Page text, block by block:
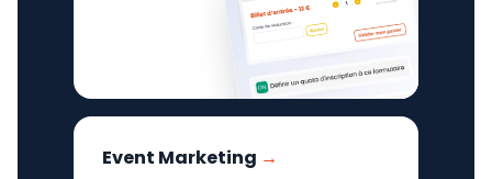
Event Marketing